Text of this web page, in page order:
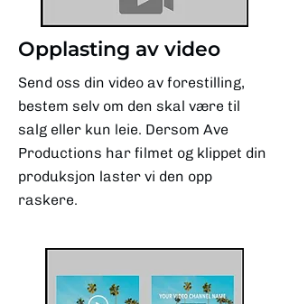
Opplasting av video
Send oss din video av forestilling,
bestem selv om den skal være til
salg eller kun leie. Dersom Ave
Productions har filmet og klippet din
produksjon laster vi den opp
raskere.